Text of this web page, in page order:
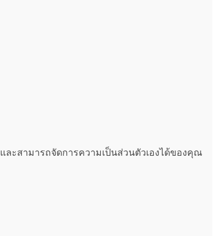
และสามารถจัดการความเป็นส่วนตัวเองได้ของคุณ